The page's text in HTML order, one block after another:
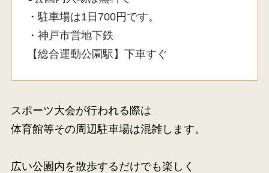
・駐車場は1日700円です。
・神戸市営地下鉄
【総合運動公園駅】下車すぐ
スポーツ大会が行われる際は
体育館等その周辺駐車場は混雑します。
広い公園内を散歩するだけでも楽しく